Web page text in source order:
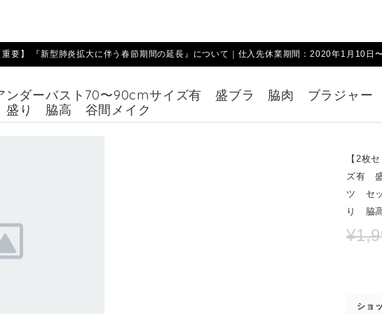
重要】 『新型肺炎拡大に伴う春節期間の延長』について｜仕入先休業期間：2020年1月10日
アンダーバスト70〜90cmサイズ有 盛ブラ 脇肉 ブラジャ
り 脇高 谷間メイク
【2枚
ズ有
ツ セ
り 脇
ショ